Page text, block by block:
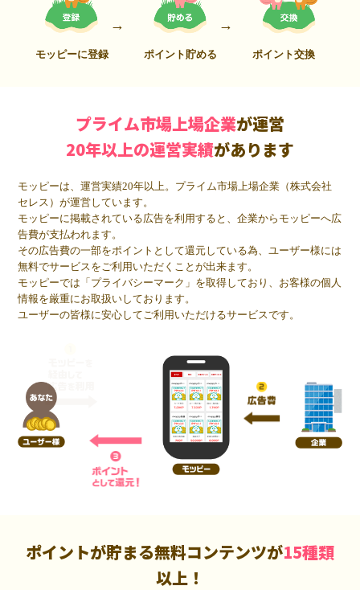
モッピーに登録 ポイント貯める ポイント交換
プライム市場上場企業が運営
20年以上の運営実績があります
モッピーは、運営実績20年以上。プライム市場上場企業（株式会社
セレス）が運営しています。
モッピーに掲載されている広告を利用すると、企業からモッピーへ広
告費が支払われます。
その広告費の一部をポイントとして還元している為、ユーザー様には
無料でサービスをご利用いただくことが出来ます。
モッピーでは「プライバシーマーク」を取得しており、お客様の個人
情報を厳重にお取扱いしております。
ユーザーの皆様に安心してご利用いただけるサービスです。
ポイントが貯まる無料コンテンツが15種類
以上！